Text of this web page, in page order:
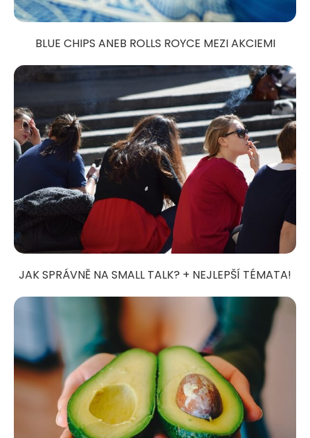
BLUE CHIPS ANEB ROLLS ROYCE MEZI AKCIEMI
JAK SPRÁVNĚ NA SMALL TALK? + NEJLEPŠÍ TÉMATA!